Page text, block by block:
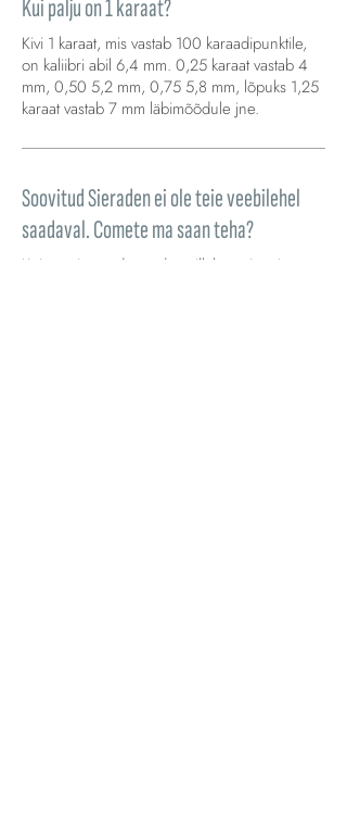
Kui palju on 1 karaat?
Kivi 1 karaat, mis vastab 100 karaadipunktile,
on kaliibri abil 6,4 mm. 0,25 karaat vastab 4
mm, 0,50 5,2 mm, 0,75 5,8 mm, lõpuks 1,25
karaat vastab 7 mm läbimõõdule jne.
Soovitud Sieraden ei ole teie veebilehel
saadaval. Comete ma saan teha?
Kui soovite teada saada, millal mõni meie